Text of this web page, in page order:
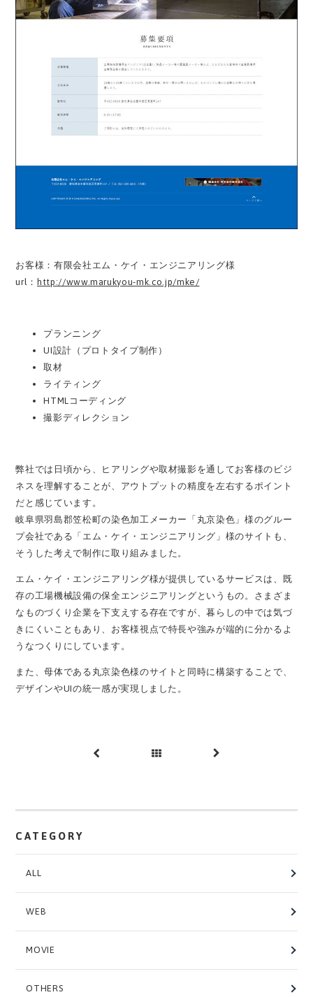
お客様：有限会社エム・ケイ・エンジニアリング様
url：http://www.marukyou-mk.co.jp/mke/
プランニング
UI設計（プロトタイプ制作）
取材
ライティング
HTMLコーディング
撮影ディレクション
弊社では日頃から、ヒアリングや取材撮影を通してお客様のビジ
ネスを理解することが、アウトプットの精度を左右するポイント
だと感じています。
岐阜県羽島郡笠松町の染色加工メーカー「丸京染色」様のグルー
プ会社である「エム・ケイ・エンジニアリング」様のサイトも、
そうした考えで制作に取り組みました。
エム・ケイ・エンジニアリング様が提供しているサービスは、既
存の工場機械設備の保全エンジニアリングというもの。さまざま
なものづくり企業を下支えする存在ですが、暮らしの中では気づ
きにくいこともあり、お客様視点で特長や強みが端的に分かるよ
うなつくりにしています。
また、母体である丸京染色様のサイトと同時に構築することで、
デザインやUIの統一感が実現しました。
CATEGORY
ALL
WEB
MOVIE
OTHERS